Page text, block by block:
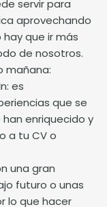
servir para
aprovechando
que ir más
de nosotros.
mañana:
es
que se
enriquecido y
a tu CV o
una gran
futuro o unas
lo que hacer